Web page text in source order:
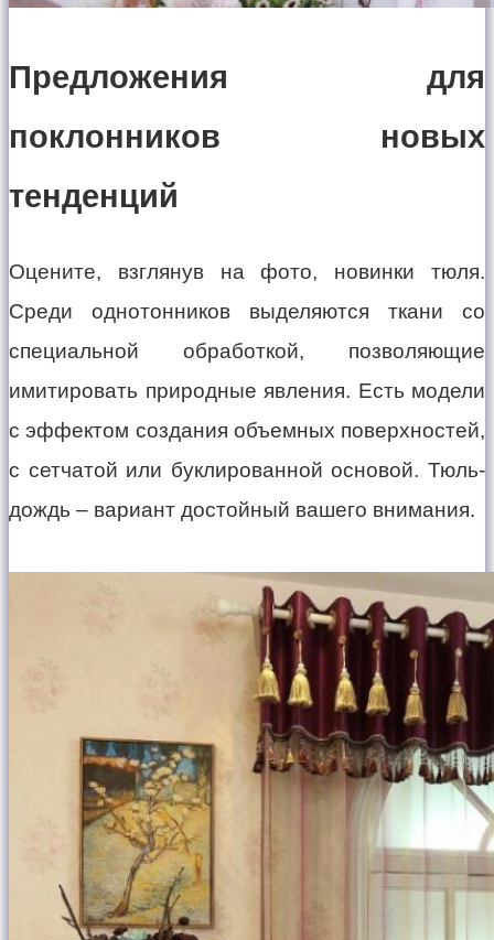
Предложения для
поклонников новых
тенденций
Оцените, взглянув на фото, новинки тюля.
Среди однотонников выделяются ткани со
специальной обработкой, позволяющие
имитировать природные явления. Есть модели
с эффектом создания объемных поверхностей,
с сетчатой или буклированной основой. Тюль-
дождь – вариант достойный вашего внимания.